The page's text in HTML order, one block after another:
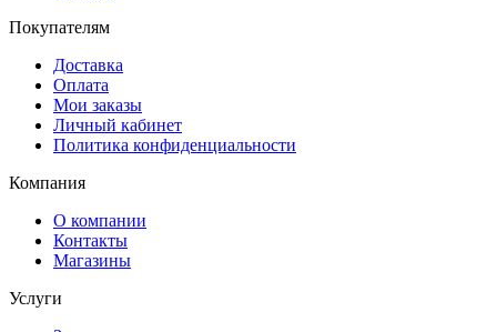
Покупателям
Доставка
Оплата
Мои заказы
Личный кабинет
Политика конфиденциальности
Компания
О компании
Контакты
Магазины
Услуги